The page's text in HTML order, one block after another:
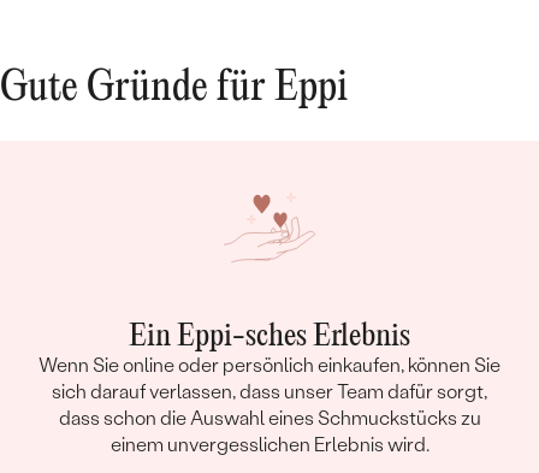
Gute Gründe für Eppi
Ein Eppi-sches Erlebnis
Wenn Sie online oder persönlich einkaufen, können Sie
sich darauf verlassen, dass unser Team dafür sorgt,
dass schon die Auswahl eines Schmuckstücks zu
einem unvergesslichen Erlebnis wird.